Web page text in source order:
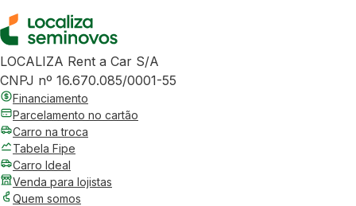
LOCALIZA Rent a Car S/A
CNPJ nº 16.670.085/0001-55
Financiamento
Parcelamento no cartão
Carro na troca
Tabela Fipe
Carro Ideal
Venda para lojistas
Quem somos